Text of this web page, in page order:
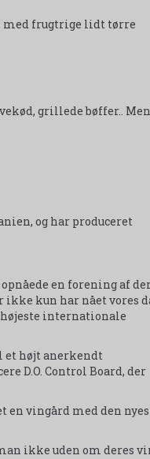
med frugtrige lidt tørre
grillede bøffer..
og har produceret
en forening af
ikke kun har nået vores
internationale
et højt anerkendt
D.O. Control Board, der
en vingård med den
ikke uden om deres